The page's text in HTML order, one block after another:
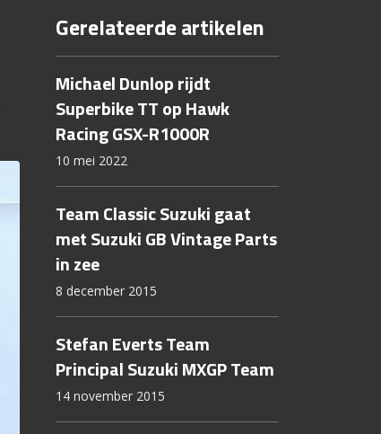
Gerelateerde artikelen
Michael Dunlop rijdt
Superbike TT op Hawk
Racing GSX-R1000R
10 mei 2022
Team Classic Suzuki gaat
met Suzuki GB Vintage Parts
in zee
8 december 2015
Stefan Everts Team
Principal Suzuki MXGP Team
14 november 2015